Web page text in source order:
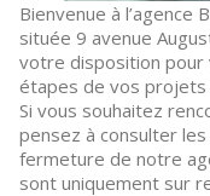
Bienvenue à l’agence
située 9 avenue
votre disposition pour
étapes de vos projets
Si vous souhaitez
pensez à consulter
fermeture de notre
sont uniquement sur